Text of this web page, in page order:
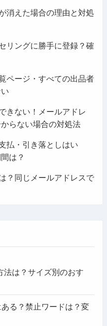
消えた場合の理由と対処
リングに勝手に登録？確
ページ・すべての出品者
きない！メールアドレ
らない場合の対処法
払・引き落としはい
は？
？同じメールアドレスで
法は？サイズ別のおす
る？禁止ワードは？変